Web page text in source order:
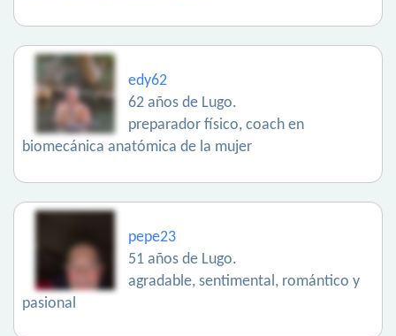
edy62
62 años de Lugo.
preparador físico, coach en
biomecánica anatómica de la mujer
pepe23
51 años de Lugo.
agradable, sentimental, romántico y
pasional